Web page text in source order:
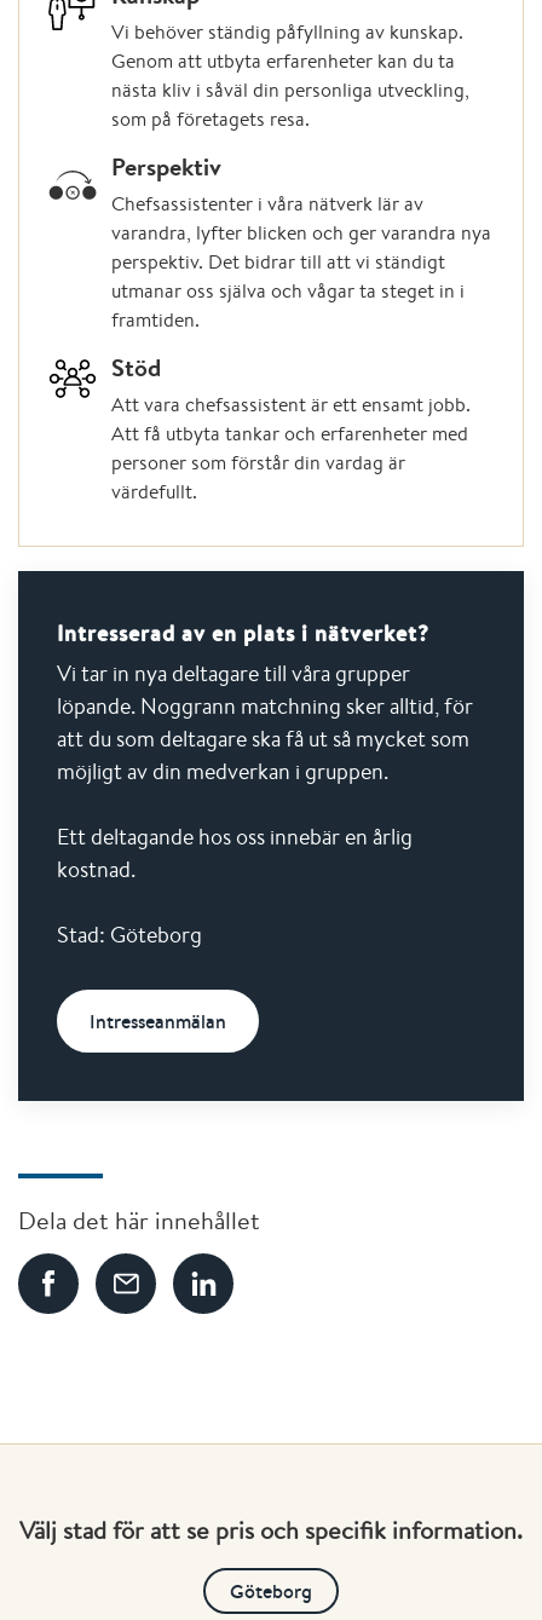
Intresserad av en plats i nätverket?
Vi tar in nya deltagare till våra grupper
löpande. Noggrann matchning sker alltid, för
att du som deltagare ska få ut så mycket som
möjligt av din medverkan i gruppen.
Ett deltagande hos oss innebär en årlig
kostnad.
Stad: Göteborg
Intresseanmälan
Dela det här innehållet
Vi behöver ständig påfyllning av kunskap.
Genom att utbyta erfarenheter kan du ta
nästa kliv i såväl din personliga utveckling,
som på företagets resa.
Perspektiv
Chefsassistenter i våra nätverk lär av
varandra, lyfter blicken och ger varandra nya
perspektiv. Det bidrar till att vi ständigt
utmanar oss själva och vågar ta steget in i
framtiden.
Stöd
Att vara chefsassistent är ett ensamt jobb.
Att få utbyta tankar och erfarenheter med
personer som förstår din vardag är
värdefullt.
Välj stad för att se pris och specifik information.
Göteborg